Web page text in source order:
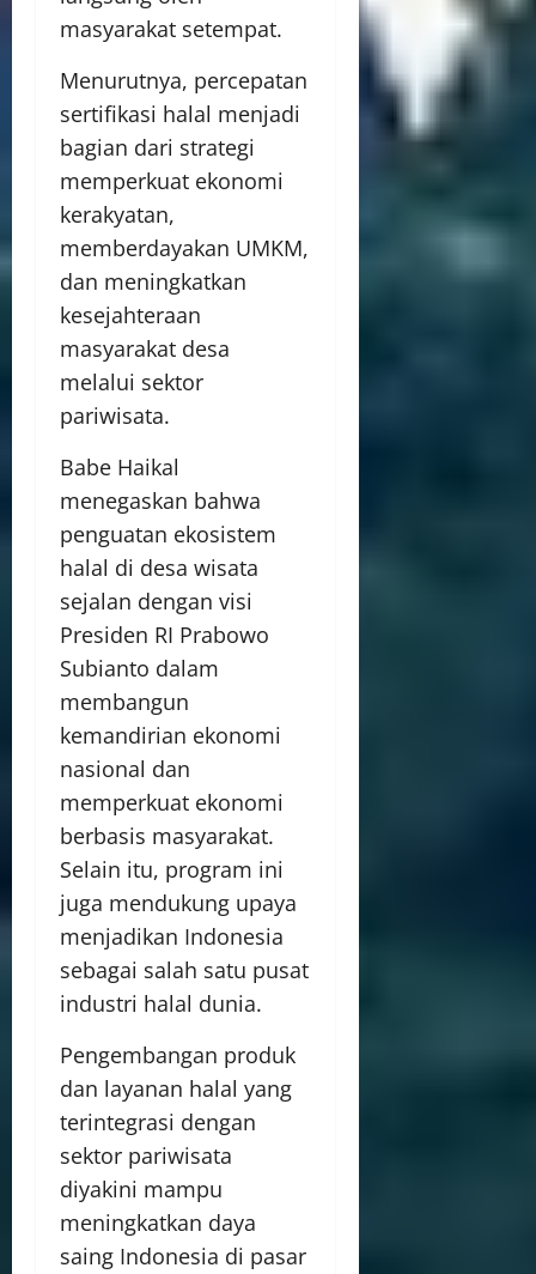
masyarakat setempat.
Menurutnya, percepatan
sertifikasi halal menjadi
bagian dari strategi
memperkuat ekonomi
kerakyatan,
memberdayakan UMKM,
dan meningkatkan
kesejahteraan
masyarakat desa
melalui sektor
pariwisata.
Babe Haikal
menegaskan bahwa
penguatan ekosistem
halal di desa wisata
sejalan dengan visi
Presiden RI Prabowo
Subianto dalam
membangun
kemandirian ekonomi
nasional dan
memperkuat ekonomi
berbasis masyarakat.
Selain itu, program ini
juga mendukung upaya
menjadikan Indonesia
sebagai salah satu pusat
industri halal dunia.
Pengembangan produk
dan layanan halal yang
terintegrasi dengan
sektor pariwisata
diyakini mampu
meningkatkan daya
saing Indonesia di pasar